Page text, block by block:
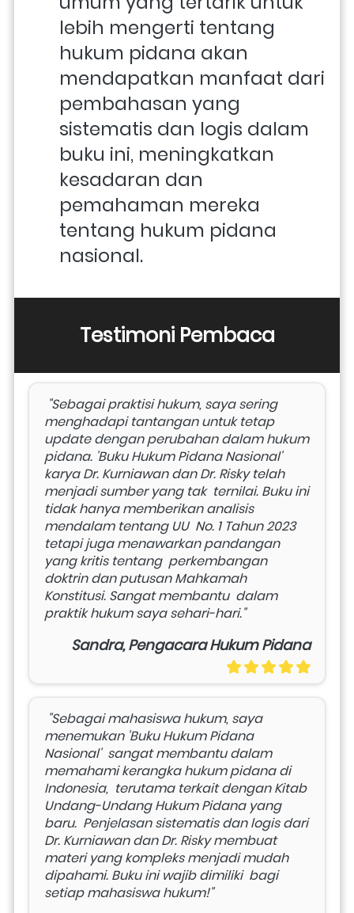
lebih mengerti tentang
hukum pidana akan
mendapatkan manfaat dari
pembahasan yang
sistematis dan logis dalam
buku ini, meningkatkan
kesadaran dan
pemahaman mereka
tentang hukum pidana
nasional.
Testimoni Pembaca
menghadapi tantangan untuk tetap
update dengan perubahan dalam hukum
pidana. 'Buku Hukum Pidana Nasional'
karya Dr. Kurniawan dan Dr. Risky telah
menjadi sumber yang tak  ternilai. Buku ini
tidak hanya memberikan analisis
mendalam tentang UU  No. 1 Tahun 2023
tetapi juga menawarkan pandangan
yang kritis tentang  perkembangan
doktrin dan putusan Mahkamah
Konstitusi. Sangat membantu  dalam
praktik hukum saya sehari-hari."
Sandra, Pengacara Hukum Pidana
menemukan 'Buku Hukum Pidana
Nasional'  sangat membantu dalam
memahami kerangka hukum pidana di
Indonesia,  terutama terkait dengan Kitab
Undang-Undang Hukum Pidana yang
baru.  Penjelasan sistematis dan logis dari
Dr. Kurniawan dan Dr. Risky membuat
materi yang kompleks menjadi mudah
dipahami. Buku ini wajib dimiliki  bagi
setiap mahasiswa hukum!"